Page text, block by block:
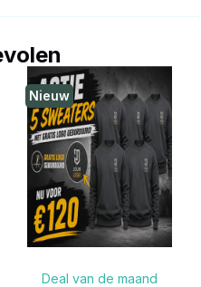
Nieuw
Deal van de maand